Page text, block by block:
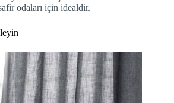
odaları için idealdir.